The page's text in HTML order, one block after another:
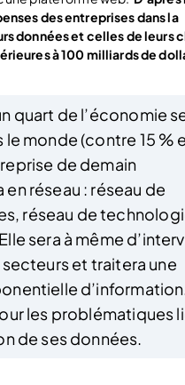
des entreprises dans la
données et celles de leurs
à 100 milliards de
quart de l’économie
monde (contre 15 %
de demain
réseau : réseau de
réseau de
sera à même
secteurs et traitera une
les problématiques
de ses données.